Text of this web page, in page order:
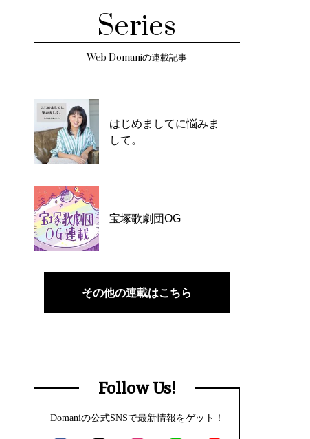
Series
Web Domaniの連載記事
はじめましてに悩みま
して。
宝塚歌劇団OG
その他の連載はこちら
Follow Us!
Domaniの公式SNSで最新情報をゲット！